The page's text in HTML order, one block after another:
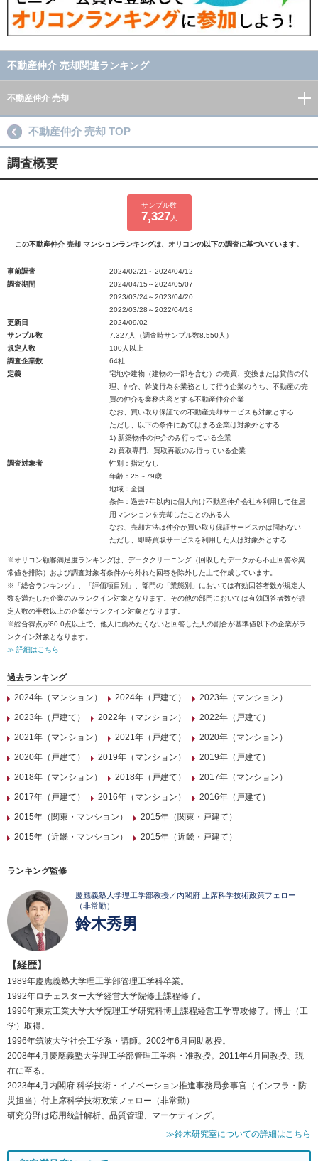
不動産仲介 売却関連ランキング
不動産仲介 売却
不動産仲介 売却 TOP
調査概要
サンプル数
7,327 人
この不動産仲介 売却 マンションランキングは、オリコンの以下の調査に基づいています。
事前調査
2024/02/21～2024/04/12
調査期間
2024/04/15～2024/05/07
2023/03/24～2023/04/20
2022/03/28～2022/04/18
更新日
2024/09/02
サンプル数
7,327人（調査時サンプル数8,550人）
規定人数
100人以上
調査企業数
64社
定義
宅地や建物（建物の一部を含む）の売買、交換または貸借の代
理、仲介、斡旋行為を業務として行う企業のうち、不動産の売
買の仲介を業務内容とする不動産仲介企業
なお、買い取り保証での不動産売却サービスも対象とする
ただし、以下の条件にあてはまる企業は対象外とする
1) 新築物件の仲介のみ行っている企業
2) 買取専門、買取再販のみ行っている企業
調査対象者
性別：指定なし
年齢：25～79歳
地域：全国
条件：過去7年以内に個人向け不動産仲介会社を利用して住居
用マンションを売却したことのある人
なお、売却方法は仲介か買い取り保証サービスかは問わない
ただし、即時買取サービスを利用した人は対象外とする
※オリコン顧客満足度ランキングは、データクリーニング（回収したデータから不正回答や異
常値を排除）および調査対象者条件から外れた回答を除外した上で作成しています。
※「総合ランキング」、「評価項目別」、部門の「業態別」においては有効回答者数が規定人
数を満たした企業のみランクイン対象となります。その他の部門においては有効回答者数が規
定人数の半数以上の企業がランクイン対象となります。
※総合得点が60.0点以上で、他人に薦めたくないと回答した人の割合が基準値以下の企業がラ
ンクイン対象となります。
≫ 詳細はこちら
過去ランキング
2024年（マンション）
2024年（戸建て）
2023年（マンション）
2023年（戸建て）
2022年（マンション）
2022年（戸建て）
2021年（マンション）
2021年（戸建て）
2020年（マンション）
2020年（戸建て）
2019年（マンション）
2019年（戸建て）
2018年（マンション）
2018年（戸建て）
2017年（マンション）
2017年（戸建て）
2016年（マンション）
2016年（戸建て）
2015年（関東・マンション）
2015年（関東・戸建て）
2015年（近畿・マンション）
2015年（近畿・戸建て）
ランキング監修
慶應義塾大学理工学部教授／内閣府 上席科学技術政策フェロー
（非常勤）
鈴木秀男
【経歴】
1989年慶應義塾大学理工学部管理工学科卒業。
1992年ロチェスター大学経営大学院修士課程修了。
1996年東京工業大学大学院理工学研究科博士課程経営工学専攻修了。博士（工
学）取得。
1996年筑波大学社会工学系・講師。2002年6月同助教授。
2008年4月慶應義塾大学理工学部管理工学科・准教授。2011年4月同教授、現
在に至る。
2023年4月内閣府 科学技術・イノベーション推進事務局参事官（インフラ・防
災担当）付上席科学技術政策フェロー（非常勤）
研究分野は応用統計解析、品質管理、マーケティング。
≫鈴木研究室についての詳細はこちら